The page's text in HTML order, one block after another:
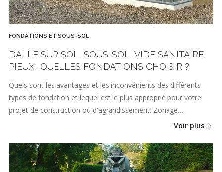
FONDATIONS ET SOUS-SOL
DALLE SUR SOL, SOUS-SOL, VIDE SANITAIRE,
PIEUX… QUELLES FONDATIONS CHOISIR ?
Quels sont les avantages et les inconvénients des différents
types de fondation et lequel est le plus approprié pour votre
projet de construction ou d'agrandissement. Zonage…
Voir plus